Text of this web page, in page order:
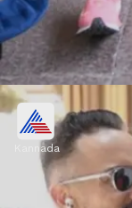
Kannada